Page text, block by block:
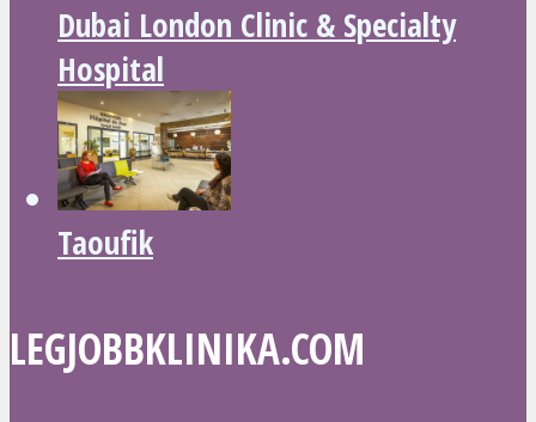
Dubai London Clinic & Specialty
Hospital
Taoufik
LEGJOBBKLINIKA.COM